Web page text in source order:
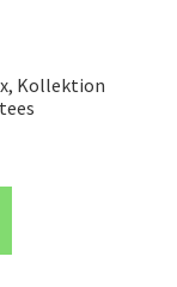
Kollektion